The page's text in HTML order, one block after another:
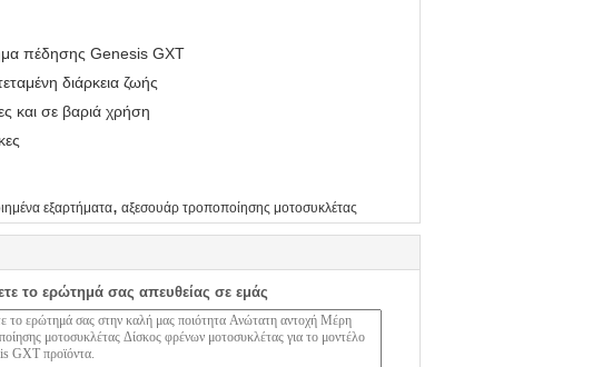
πέδησης Genesis GXT
διάρκεια ζωής
και σε βαριά χρήση
εξαρτήματα, αξεσουάρ τροποποίησης μοτοσυκλέτας
το ερώτημά σας απευθείας σε εμάς